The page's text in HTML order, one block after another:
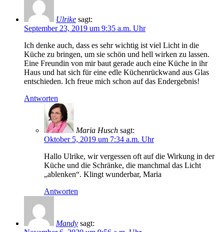
Ulrike sagt:
September 23, 2019 um 9:35 a.m. Uhr
Ich denke auch, dass es sehr wichtig ist viel Licht in die
Küche zu bringen, um sie schön und hell wirken zu lassen.
Eine Freundin von mir baut gerade auch eine Küche in ihr
Haus und hat sich für eine edle Küchenrückwand aus Glas
entschieden. Ich freue mich schon auf das Endergebnis!
Antworten
Maria Husch sagt:
Oktober 5, 2019 um 7:34 a.m. Uhr
Hallo Ulrike, wir vergessen oft auf die Wirkung in der
Küche und die Schränke, die manchmal das Licht
„ablenken“. Klingt wunderbar, Maria
Antworten
Mandy sagt: